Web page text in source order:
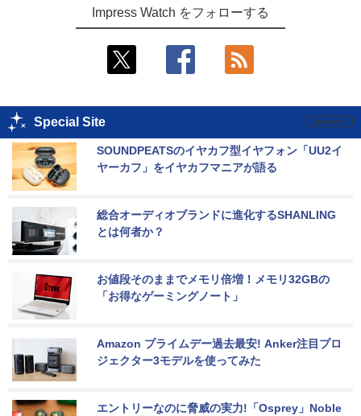
Impress Watch をフォローする
Special Site
SOUNDPEATSのイヤカフ型イヤフォン「UU2イ
ヤーカフ」をイヤカフマニアが語る
総合オーディオブランドに進化するSHANLING
とは何者か？
お値段そのままでメモリ倍増！メモリ32GBの
「お得なゲーミングノート」
Amazon プライムデー過去最安! Anker注目プロ
ジェクター3モデルを使ってみた
エントリーなのに脅威の実力!「Osprey」Noble